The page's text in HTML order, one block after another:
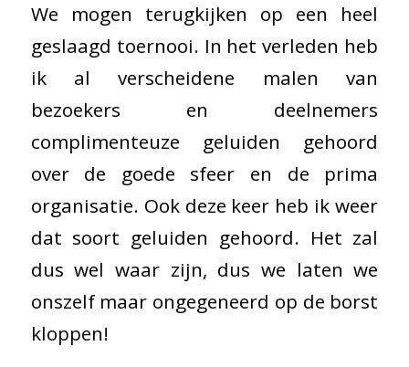
We mogen terugkijken op een heel
geslaagd toernooi. In het verleden heb
ik al verscheidene malen van
bezoekers en deelnemers
complimenteuze geluiden gehoord
over de goede sfeer en de prima
organisatie. Ook deze keer heb ik weer
dat soort geluiden gehoord. Het zal
dus wel waar zijn, dus we laten we
onszelf maar ongegeneerd op de borst
kloppen!